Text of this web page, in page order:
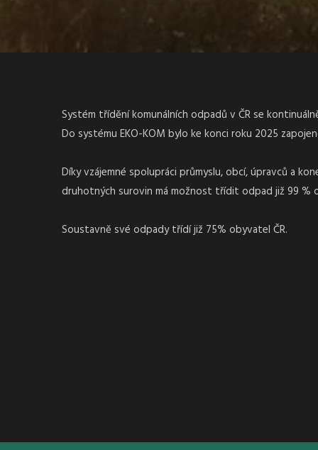
Systém třídění komunálních odpadů v ČR se
Do systému EKO-KOM bylo ke konci roku 2025
Díky vzájemné spolupráci průmyslu, obcí, úpravců a
druhotných surovin má možnost třídit odpad již 99 %
Soustavně své odpady třídí již 75% obyvatel ČR.